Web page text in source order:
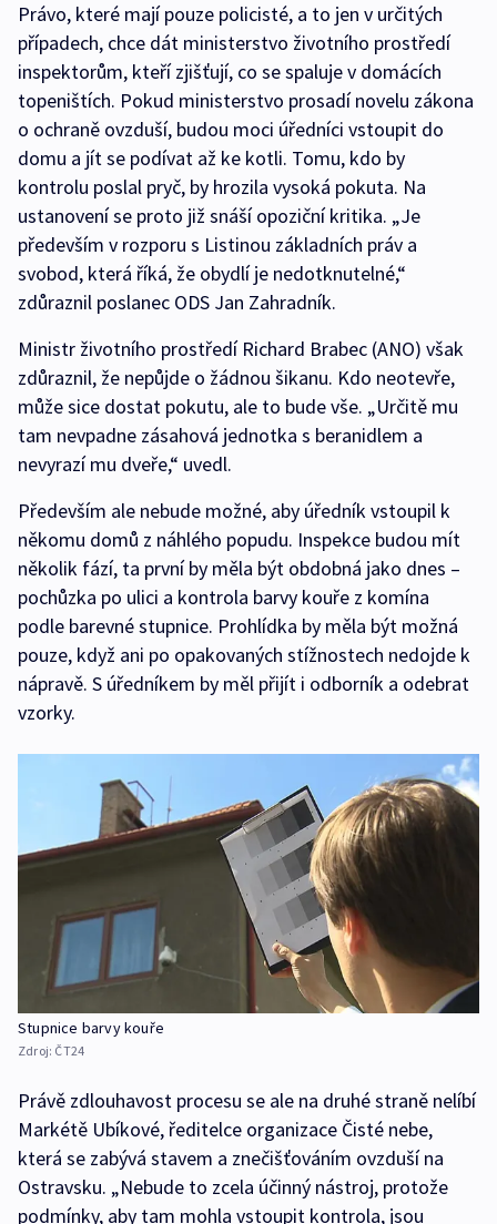
Právo, které mají pouze policisté, a to jen v určitých
případech, chce dát ministerstvo životního prostředí
inspektorům, kteří zjišťují, co se spaluje v domácích
topeništích. Pokud ministerstvo prosadí novelu zákona
o ochraně ovzduší, budou moci úředníci vstoupit do
domu a jít se podívat až ke kotli. Tomu, kdo by
kontrolu poslal pryč, by hrozila vysoká pokuta. Na
ustanovení se proto již snáší opoziční kritika. „Je
především v rozporu s Listinou základních práv a
svobod, která říká, že obydlí je nedotknutelné,“
zdůraznil poslanec ODS Jan Zahradník.
Ministr životního prostředí Richard Brabec (ANO) však
zdůraznil, že nepůjde o žádnou šikanu. Kdo neotevře,
může sice dostat pokutu, ale to bude vše. „Určitě mu
tam nevpadne zásahová jednotka s beranidlem a
nevyrazí mu dveře,“ uvedl.
Především ale nebude možné, aby úředník vstoupil k
někomu domů z náhlého popudu. Inspekce budou mít
několik fází, ta první by měla být obdobná jako dnes –
pochůzka po ulici a kontrola barvy kouře z komína
podle barevné stupnice. Prohlídka by měla být možná
pouze, když ani po opakovaných stížnostech nedojde k
nápravě. S úředníkem by měl přijít i odborník a odebrat
vzorky.
Stupnice barvy kouře
Zdroj: ČT24
Právě zdlouhavost procesu se ale na druhé straně nelíbí
Markétě Ubíkové, ředitelce organizace Čisté nebe,
která se zabývá stavem a znečišťováním ovzduší na
Ostravsku. „Nebude to zcela účinný nástroj, protože
podmínky, aby tam mohla vstoupit kontrola, jsou